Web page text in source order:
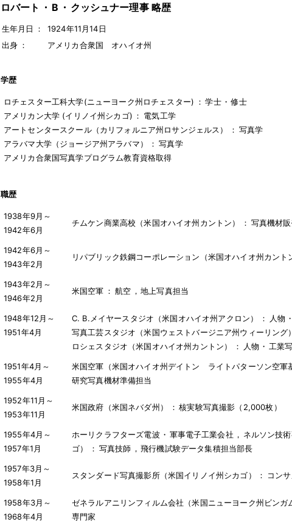
ロバート ・ B ・ クッシュナー理事 略歴
生年月日 ：
1924年11月14日
出身 ： アメリカ合衆国 オハイオ州
学歴
ロチェスター工科大学(ニューヨーク州ロチェスター) ： 学士 ・ 修士
アメリカン大学 (イリノイ州シカゴ) ： 電気工学
アートセンタースクール（カリフォルニア州ロサンジェルス）
： 写真学
アラバマ大学（ジョージア州アラバマ）
： 写真学
アメリカ合衆国写真学プログラム教育資格取得
職歴
1938年9月～
1942年6月
チムケン商業高校（米国オハイオ州カントン） ： 写真機材
1942年6月～
1943年2月
リパブリック鉄鋼コーポレーション（米国オハイオ州カント
1943年2月～
1946年2月
米国空軍 ： 航空 ， 地上写真担当
1948年12月～
1951年4月
C. B.メイヤースタジオ（米国オハイオ州アクロン） ： 人物 ・
写真工芸スタジオ（米国ウェストバージニア州ウィーリング）
ロシェスタジオ（米国オハイオ州カントン）
： 人物 ・ 工業
1951年4月～
1955年4月
米国空軍（米国オハイオ州デイトン ライトパターソン空軍
研究写真機材準備担当
1952年11月～
1953年11月
米国政府（米国ネバダ州） ： 核実験写真撮影（2,000枚）
1955年4月～
1957年1月
ホーリクラフターズ電波 ・ 軍事電子工業会社 ， ネルソン技
ゴ）
： 写真技師 ， 飛行機試験データ集積担当部長
1957年3月～
1958年1月
スタンダード写真撮影所（米国イリノイ州シカゴ） ： コン
1958年3月～
1968年4月
ゼネラルアニリンフィルム会社（米国ニューヨーク州ビンガ
専門家